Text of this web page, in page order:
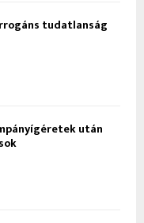
tudatlanság
után